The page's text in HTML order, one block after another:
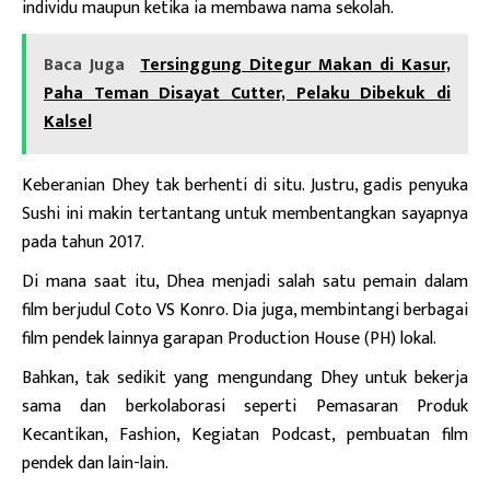
individu maupun ketika ia membawa nama sekolah.
Baca Juga Tersinggung Ditegur Makan di Kasur,
Paha Teman Disayat Cutter, Pelaku Dibekuk di
Kalsel
Keberanian Dhey tak berhenti di situ. Justru, gadis penyuka
Sushi ini makin tertantang untuk membentangkan sayapnya
pada tahun 2017.
Di mana saat itu, Dhea menjadi salah satu pemain dalam
film berjudul Coto VS Konro. Dia juga, membintangi berbagai
film pendek lainnya garapan Production House (PH) lokal.
Bahkan, tak sedikit yang mengundang Dhey untuk bekerja
sama dan berkolaborasi seperti Pemasaran Produk
Kecantikan, Fashion, Kegiatan Podcast, pembuatan film
pendek dan lain-lain.